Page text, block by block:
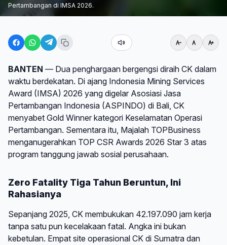
Pertambangan di IMSA 2026.
BANTEN — Dua penghargaan bergengsi diraih CK dalam
waktu berdekatan. Di ajang Indonesia Mining Services
Award (IMSA) 2026 yang digelar Asosiasi Jasa
Pertambangan Indonesia (ASPINDO) di Bali, CK
menyabet Gold Winner kategori Keselamatan Operasi
Pertambangan. Sementara itu, Majalah TOPBusiness
menganugerahkan TOP CSR Awards 2026 Star 3 atas
program tanggung jawab sosial perusahaan.
Zero Fatality Tiga Tahun Beruntun, Ini
Rahasianya
Sepanjang 2025, CK membukukan 42.197.090 jam kerja
tanpa satu pun kecelakaan fatal. Angka ini bukan
kebetulan. Empat site operasional CK di Sumatra dan